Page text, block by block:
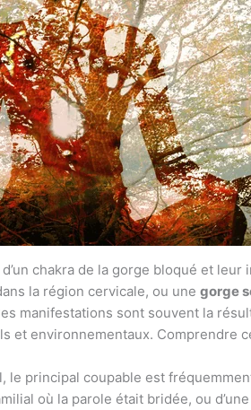
chakra de la gorge bloqué et leur
la région cervicale, ou une gorge
manifestations sont souvent la
et environnementaux. Comprendre
le principal coupable est
où la parole était bridée, ou